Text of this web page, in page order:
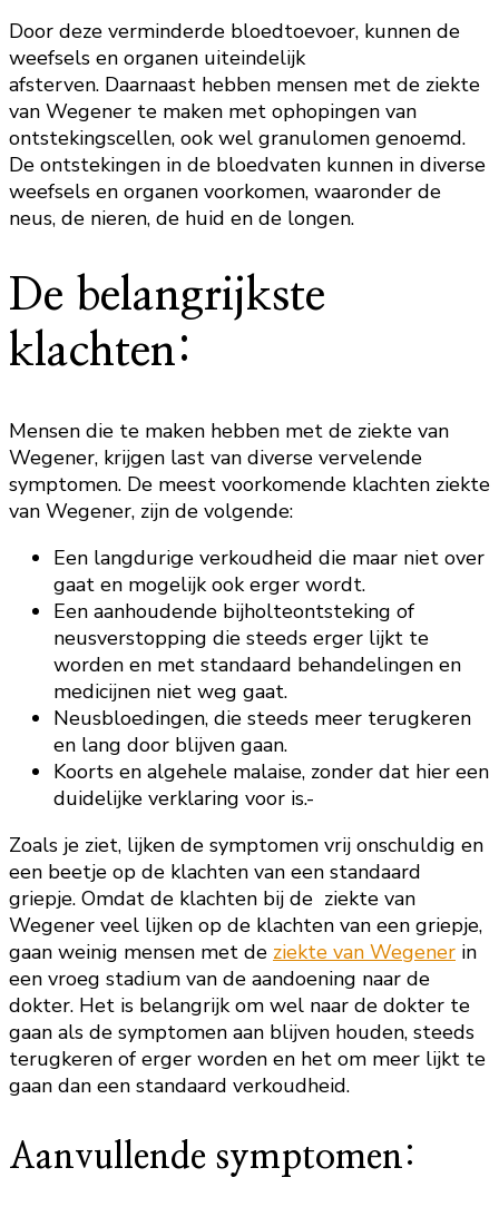
Door deze verminderde bloedtoevoer, kunnen de
weefsels en organen uiteindelijk
afsterven. Daarnaast hebben mensen met de ziekte
van Wegener te maken met ophopingen van
ontstekingscellen, ook wel granulomen genoemd.
De ontstekingen in de bloedvaten kunnen in diverse
weefsels en organen voorkomen, waaronder de
neus, de nieren, de huid en de longen.
De belangrijkste
klachten:
Mensen die te maken hebben met de ziekte van
Wegener, krijgen last van diverse vervelende
symptomen. De meest voorkomende klachten ziekte
van Wegener, zijn de volgende:
Een langdurige verkoudheid die maar niet over
gaat en mogelijk ook erger wordt.
Een aanhoudende bijholteontsteking of
neusverstopping die steeds erger lijkt te
worden en met standaard behandelingen en
medicijnen niet weg gaat.
Neusbloedingen, die steeds meer terugkeren
en lang door blijven gaan.
Koorts en algehele malaise, zonder dat hier een
duidelijke verklaring voor is.-
Zoals je ziet, lijken de symptomen vrij onschuldig en
een beetje op de klachten van een standaard
griepje. Omdat de klachten bij de ziekte van
Wegener veel lijken op de klachten van een griepje,
gaan weinig mensen met de ziekte van Wegener in
een vroeg stadium van de aandoening naar de
dokter. Het is belangrijk om wel naar de dokter te
gaan als de symptomen aan blijven houden, steeds
terugkeren of erger worden en het om meer lijkt te
gaan dan een standaard verkoudheid.
Aanvullende symptomen: